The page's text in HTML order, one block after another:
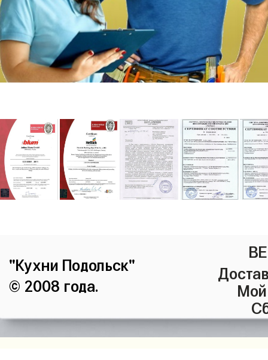
"Кухни Подольск"
© 2008 года.